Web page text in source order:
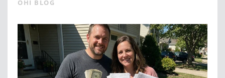
OHI BLOG